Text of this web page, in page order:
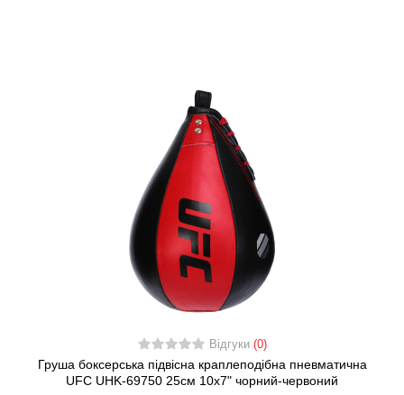
Відгуки (0)
Груша боксерська підвісна краплеподібна пневматична
UFC UHK-69750 25см 10х7" чорний-червоний